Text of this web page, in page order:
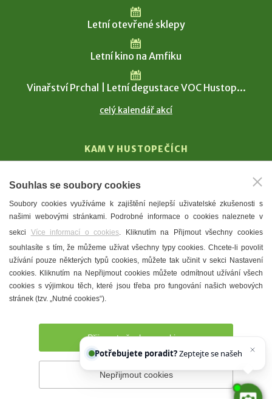
Letní otevřené sklepy
Letní kino na Amfiku
Vinařství Prchal | Letní degustace VOC Hustop...
celý kalendář akcí
KAM V HUSTOPEČÍCH
T. G. Masaryk
Mandloně
Ubytování
Restaurace
Městské muzeum a galerie
Denní meníčka
Prohlášení o přístupnosti Správce webu
Souhlas se soubory cookies
Soubory cookies využíváme k zajištění nejlepší uživatelské zkušenosti s
našimi webovými stránkami. Podrobné informace o cookies naleznete v
sekci Více informací o cookies. Kliknutím na Přijmout všechny cookies
souhlasíte s tím, že můžeme užívat všechny typy cookies. Chcete-li povolit
užívání pouze některých typů cookies, můžete tak učinit v sekci Nastavení
cookies. Kliknutím na Nepřijmout cookies můžete odmítnout užívání všech
cookies s výjimkou těch, které jsou třeba pro fungování našich webových
stránek (tzv. „Nutné cookies“).
Přijmout všechny cookies
Nepřijmout cookies
Potřebujete poradit? Zeptejte se našeho asisten